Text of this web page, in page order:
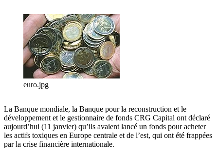
euro.jpg
La Banque mondiale, la Banque pour la reconstruction et le
développement et le gestionnaire de fonds CRG Capital ont déclaré
aujourd’hui (11 janvier) qu’ils avaient lancé un fonds pour acheter
les actifs toxiques en Europe centrale et de l’est, qui ont été frappées
par la crise financière internationale.